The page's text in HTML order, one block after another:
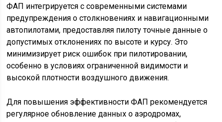
ФАП интегрируется с современными системами
предупреждения о столкновениях и навигационными
автопилотами, предоставляя пилоту точные данные о
допустимых отклонениях по высоте и курсу. Это
минимизирует риск ошибок при пилотировании,
особенно в условиях ограниченной видимости и
высокой плотности воздушного движения.
Для повышения эффективности ФАП рекомендуется
регулярное обновление данных о аэродромах,